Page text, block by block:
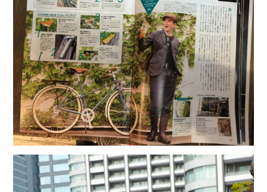
MASI（マージ）
PASHLEY（パシュレー）
RITEWAY（ライトウェイ）
tern（ターン）
tern Crest
tern SURGE
tern SURGE PRO
tern SURGE UNO